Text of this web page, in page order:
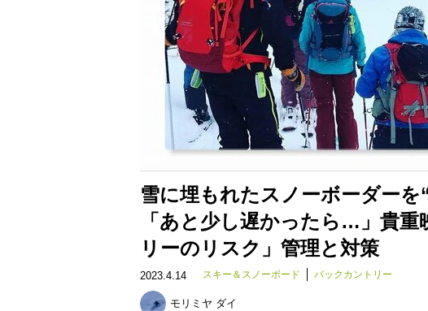
雪に埋もれたスノーボーダーを
「あと少し遅かったら…」貴
リーのリスク」管理と対策
2023.4.14 スキー＆スノーボード バックカントリー
モリミヤ ダイ